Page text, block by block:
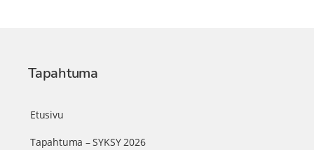
Tapahtuma
Etusivu
Tapahtuma – SYKSY 2026